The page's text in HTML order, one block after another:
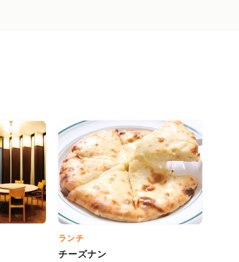
ランチ
チーズナン